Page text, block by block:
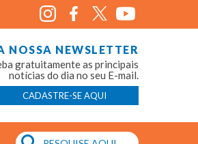
NOSSA NEWSLETTER
gratuitamente as principais
notícias do dia no seu E-mail.
CADASTRE-SE AQUI